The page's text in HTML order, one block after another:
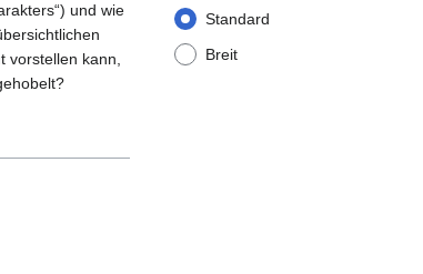
Standard
Breit
und wie
vorstellen kann,